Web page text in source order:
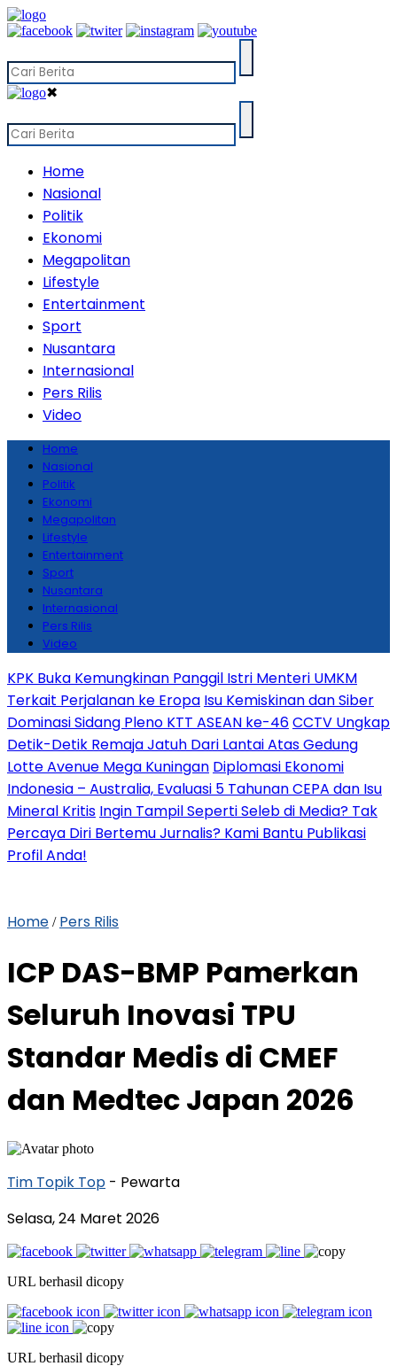
✖
Home
Nasional
Politik
Ekonomi
Megapolitan
Lifestyle
Entertainment
Sport
Nusantara
Internasional
Pers Rilis
Video
Home
Nasional
Politik
Ekonomi
Megapolitan
Lifestyle
Entertainment
Sport
Nusantara
Internasional
Pers Rilis
Video
KPK Buka Kemungkinan Panggil Istri Menteri UMKM
Terkait Perjalanan ke Eropa Isu Kemiskinan dan Siber
Dominasi Sidang Pleno KTT ASEAN ke-46CCTV Ungkap
Detik-Detik Remaja Jatuh Dari Lantai Atas Gedung
Lotte Avenue Mega Kuningan Diplomasi Ekonomi
Indonesia – Australia, Evaluasi 5 Tahunan CEPA dan Isu
Mineral Kritis Ingin Tampil Seperti Seleb di Media? Tak
Percaya Diri Bertemu Jurnalis? Kami Bantu Publikasi
Profil Anda!
Home / Pers Rilis
ICP DAS-BMP Pamerkan
Seluruh Inovasi TPU
Standar Medis di CMEF
dan Medtec Japan 2026
Tim Topik Top - Pewarta
Selasa, 24 Maret 2026
URL berhasil dicopy
URL berhasil dicopy